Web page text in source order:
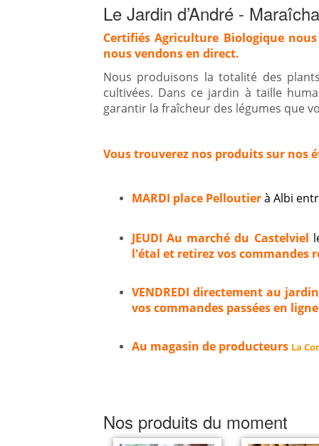
Le Jardin d’André -
Certifiés Agriculture Biologique
nous vendons en direct.
Nous produisons la totalité des
cultivées. Dans ce jardin à taille
garantir la fraîcheur des légumes que
Vous trouverez nos produits sur nos
MARDI place Pelloutierà Albi
JEUDI Au marché du Castelviel
l'étal et retirez vos commandes
VENDREDI directement au
vos commandes passées en ligne
Au magasin de producteurs La
Nos produits du moment